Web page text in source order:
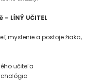
LÍNÝ UČITEL
myslenie a postoje žiaka,
učiteľa